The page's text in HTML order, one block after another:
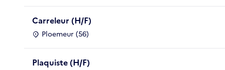
Carreleur (H/F)
Ploemeur (56)
Plaquiste (H/F)